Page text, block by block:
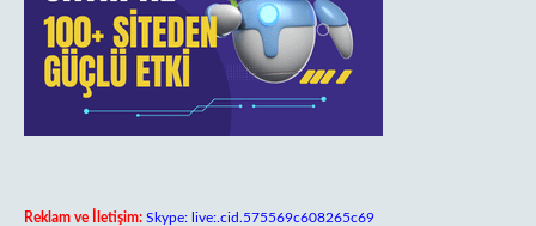
Reklam ve İletişim: Skype: live:.cid.575569c608265c69